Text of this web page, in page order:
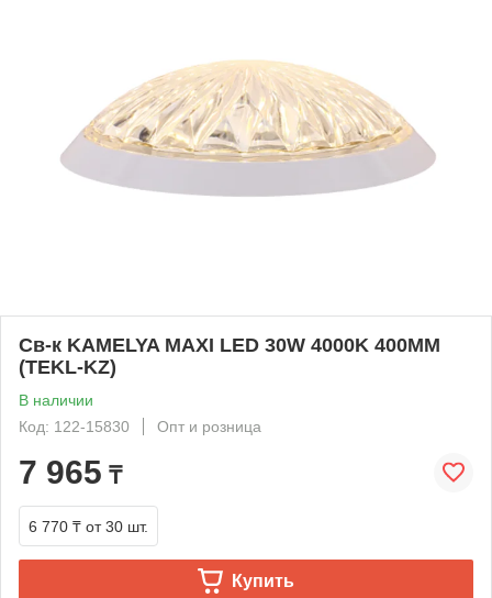
Св-к KAMELYA MAXI LED 30W 4000K 400MM
(TEKL-KZ)
В наличии
Код: 122-15830
Опт и розница
7 965 ₸
6 770 ₸ от 30 шт.
Купить